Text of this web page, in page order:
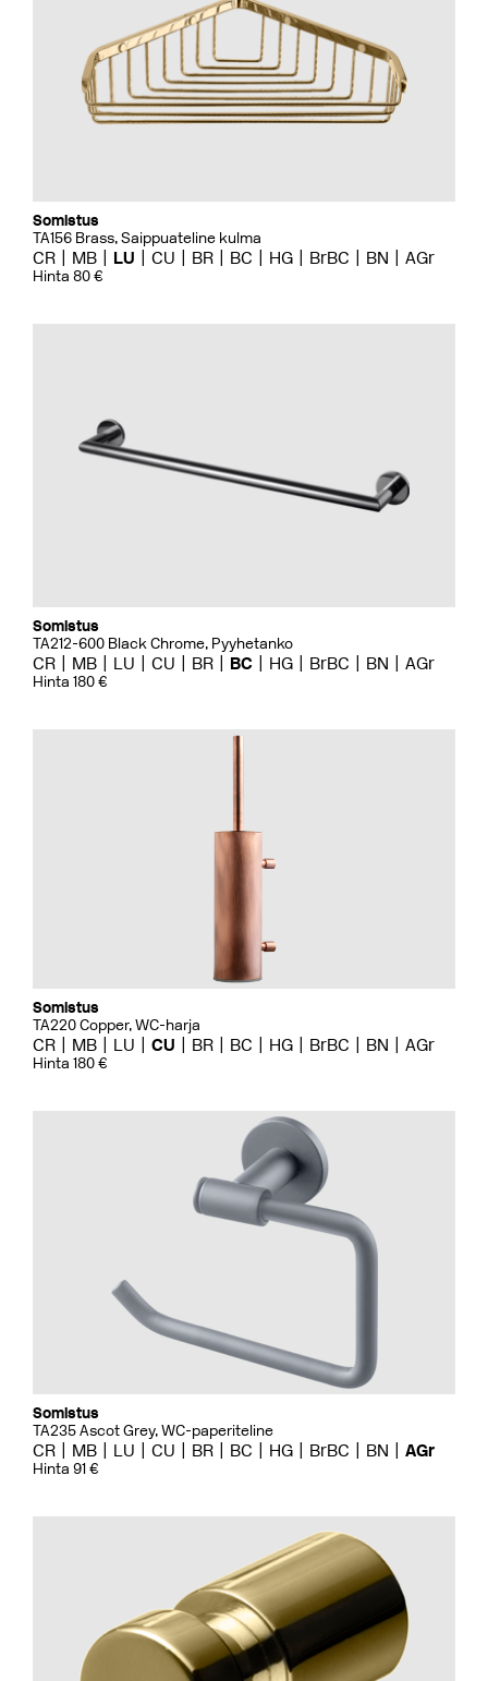
Somistus
TA156 Brass, Saippuateline kulma
CR MB LU CU BR BC HG BrBC BN AGr
Hinta 80 €
Somistus
TA212-600 Black Chrome, Pyyhetanko
CR MB LU CU BR BC HG BrBC BN AGr
Hinta 180 €
Somistus
TA220 Copper, WC-harja
CR MB LU CU BR BC HG BrBC BN AGr
Hinta 180 €
Somistus
TA235 Ascot Grey, WC-paperiteline
CR MB LU CU BR BC HG BrBC BN AGr
Hinta 91 €